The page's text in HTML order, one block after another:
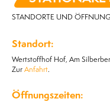
STANDORTE UND
Standort:
Wertstoffhof Hof, Am
Zur Anfahrt.
Öffnungszeiten: